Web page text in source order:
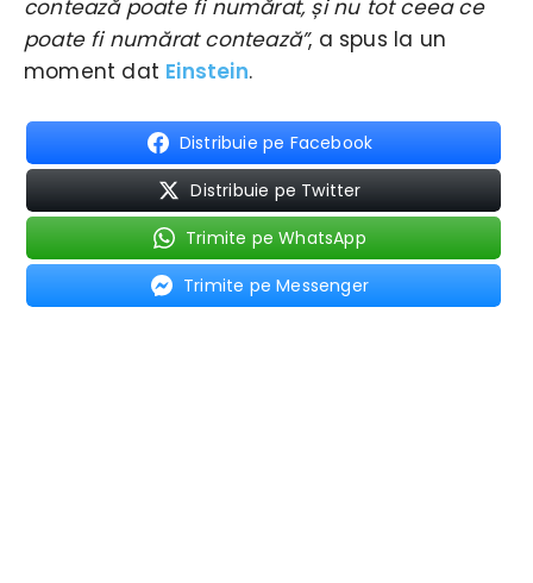
contează poate fi numărat, și nu tot ceea ce
poate fi numărat contează”, a spus la un
moment dat Einstein.
Distribuie pe Facebook
Distribuie pe Twitter
Trimite pe WhatsApp
Trimite pe Messenger